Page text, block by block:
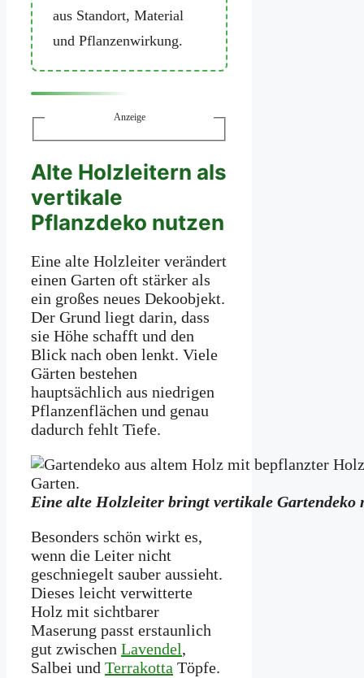
aus Standort, Material
und Pflanzenwirkung.
Anzeige
Alte Holzleitern als
vertikale
Pflanzdeko nutzen
Eine alte Holzleiter verändert
einen Garten oft stärker als
ein großes neues Dekoobjekt.
Der Grund liegt darin, dass
sie Höhe schafft und den
Blick nach oben lenkt. Viele
Gärten bestehen
hauptsächlich aus niedrigen
Pflanzenflächen und genau
dadurch fehlt Tiefe.
Eine alte Holzleiter bringt vertikale
Besonders schön wirkt es,
wenn die Leiter nicht
geschniegelt sauber aussieht.
Dieses leicht verwitterte
Holz mit sichtbarer
Maserung passt erstaunlich
gut zwischen Lavendel,
Salbei und Terrakotta Töpfe.